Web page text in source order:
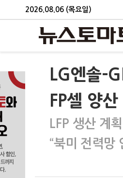
2026.08.06 (목요일)
LG엔솔-
FP셀 양산
LFP 생산 계
“북미 전력망